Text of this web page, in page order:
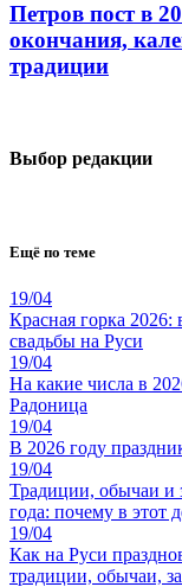
Петров пост в
окончания,
традиции
Выбор редакции
Ещё по теме
19/04
Красная горка 2026:
свадьбы на Руси
19/04
На какие числа в
Радоница
19/04
В 2026 году
19/04
Традиции, обычаи и
года: почему в этот
19/04
Как на Руси
традиции, обычаи,